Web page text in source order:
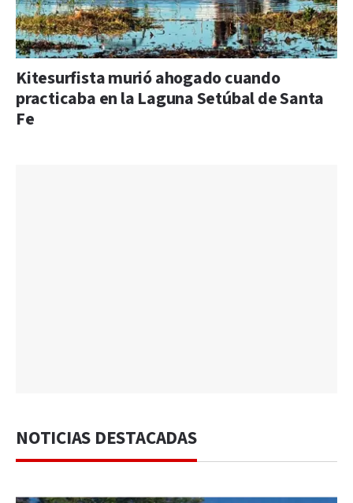
Kitesurfista murió ahogado cuando
practicaba en la Laguna Setúbal de Santa
Fe
NOTICIAS DESTACADAS